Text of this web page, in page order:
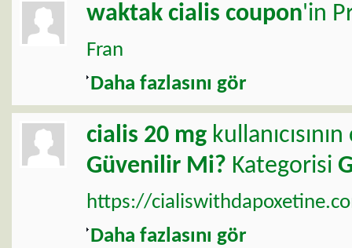
waktak cialis coupon'in
Fran
Daha fazlasını gör
cialis 20 mg
Güvenilir Mi? Kategorisi
https://
Daha fazlasını gör